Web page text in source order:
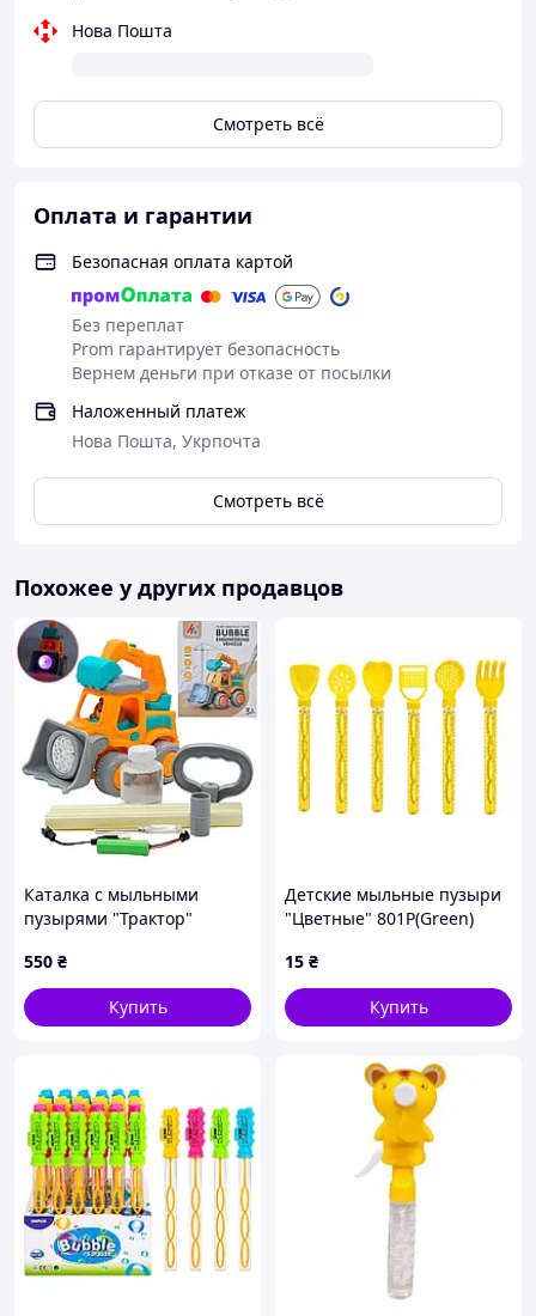
Нова Пошта
Смотреть всё
Оплата и гарантии
Безопасная оплата картой
Без переплат
Prom гарантирует безопасность
Вернем деньги при отказе от посылки
Наложенный платеж
Нова Пошта, Укрпочта
Смотреть всё
Похожее у других продавцов
Каталка с мыльными
пузырями "Трактор"
мыльных пузырей,
работает от аккумулятора,
бутылочка с раствором)
550 ₴
Купить
Детские мыльные пузыри
"Цветные" 801P(Green)
15 ₴
Купить